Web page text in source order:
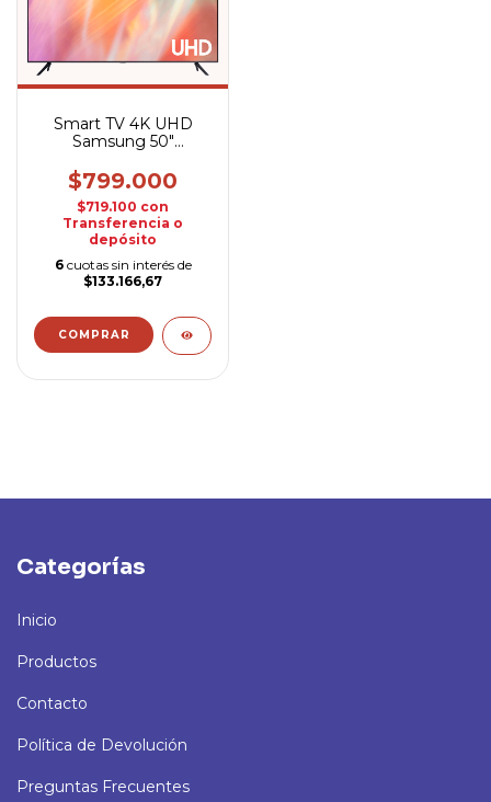
Smart TV 4K UHD
Samsung 50"
$799.000
$719.100 con
Transferencia o
depósito
6 cuotas sin interés de
$133.166,67
Categorías
Inicio
Productos
Contacto
Política de Devolución
Preguntas Frecuentes